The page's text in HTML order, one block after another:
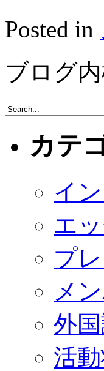
Posted in
ブログ
カテ
イ
エ
プ
メ
外
活